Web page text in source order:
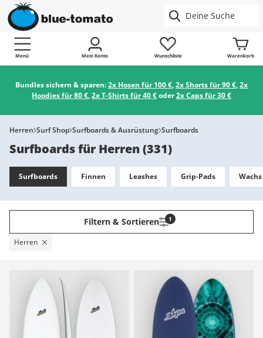
Menü Mein Konto Wunschliste Warenkorb
Bundles sichern & sparen:2x Hosen für 100 €,2x Shorts für 90 €,2x
Hoodies für 80 €,2x T-Shirts für 40 €oder2x Caps für 30 €
Herren Surf Shop Surfboards & Ausrüstung Surfboards
Surfboards für Herren(331)
Surfboards Finnen Leashes Grip-Pads Wachs
Filtern & Sortieren 1
Herren